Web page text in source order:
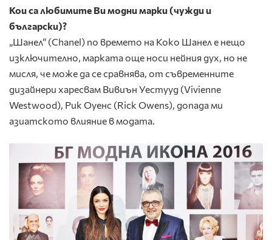
Кои са любимите Ви модни марки (чужди и
български)?
„Шанел“ (Chanel) по времето на Коко Шанел е нещо
изключително, марката още носи нейния дух, но не
мисля, че може да се сравнява, от съвременните
дизайнери харесвам Вивиън Уестууд (Vivienne
Westwood), Рик Оуенс (Rick Owens), допада ми
азиатското влияние в модата.